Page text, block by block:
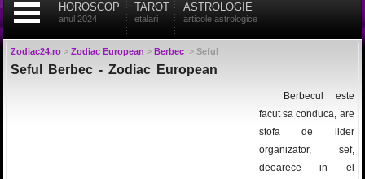
HOROSCOP
anul 2024
TAROT
etalari
ASTROLOGIE
articole astrologice
Zodiac24.ro> Zodiac European > Berbec> Seful
Seful Berbec - Zodiac European
Berbecul este
facut sa conduca, are
stofa de lider
organizator, sef,
deoarece in el